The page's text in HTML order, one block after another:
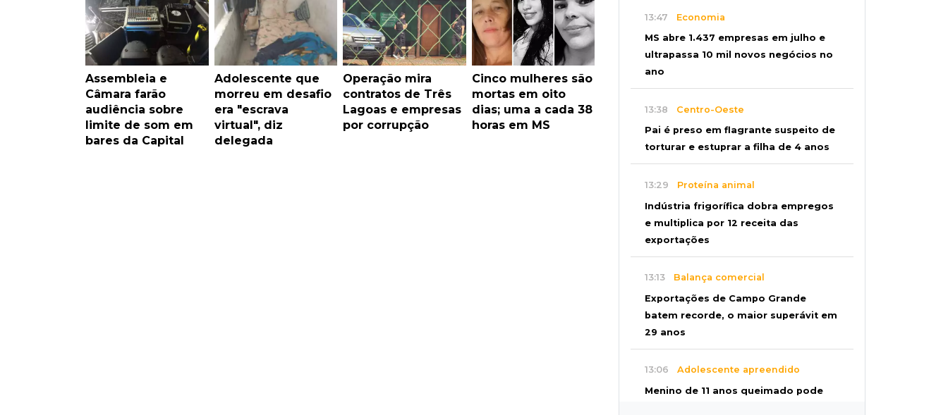
Assembleia e
Câmara farão
audiência sobre
limite de som em
bares da Capital
Adolescente que
morreu em desafio
era "escrava
virtual", diz
delegada
Operação mira
contratos de Três
Lagoas e empresas
por corrupção
Cinco mulheres são
mortas em oito
dias; uma a cada 38
horas em MS
13:47 Economia
MS abre 1.437 empresas em julho e
ultrapassa 10 mil novos negócios no
ano
13:38 Centro-Oeste
Pai é preso em flagrante suspeito de
torturar e estuprar a filha de 4 anos
13:29 Proteína animal
Indústria frigorífica dobra empregos
e multiplica por 12 receita das
exportações
13:13 Balança comercial
Exportações de Campo Grande
batem recorde, o maior superávit em
29 anos
13:06 Adolescente apreendido
Menino de 11 anos queimado pode